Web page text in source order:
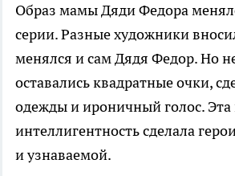
Образ мамы Дяди Федора
серии. Разные художники
менялся и сам Дядя Федор. Но
оставались квадратные очки,
одежды и ироничный голос.
интеллигентность сделала
и узнаваемой.